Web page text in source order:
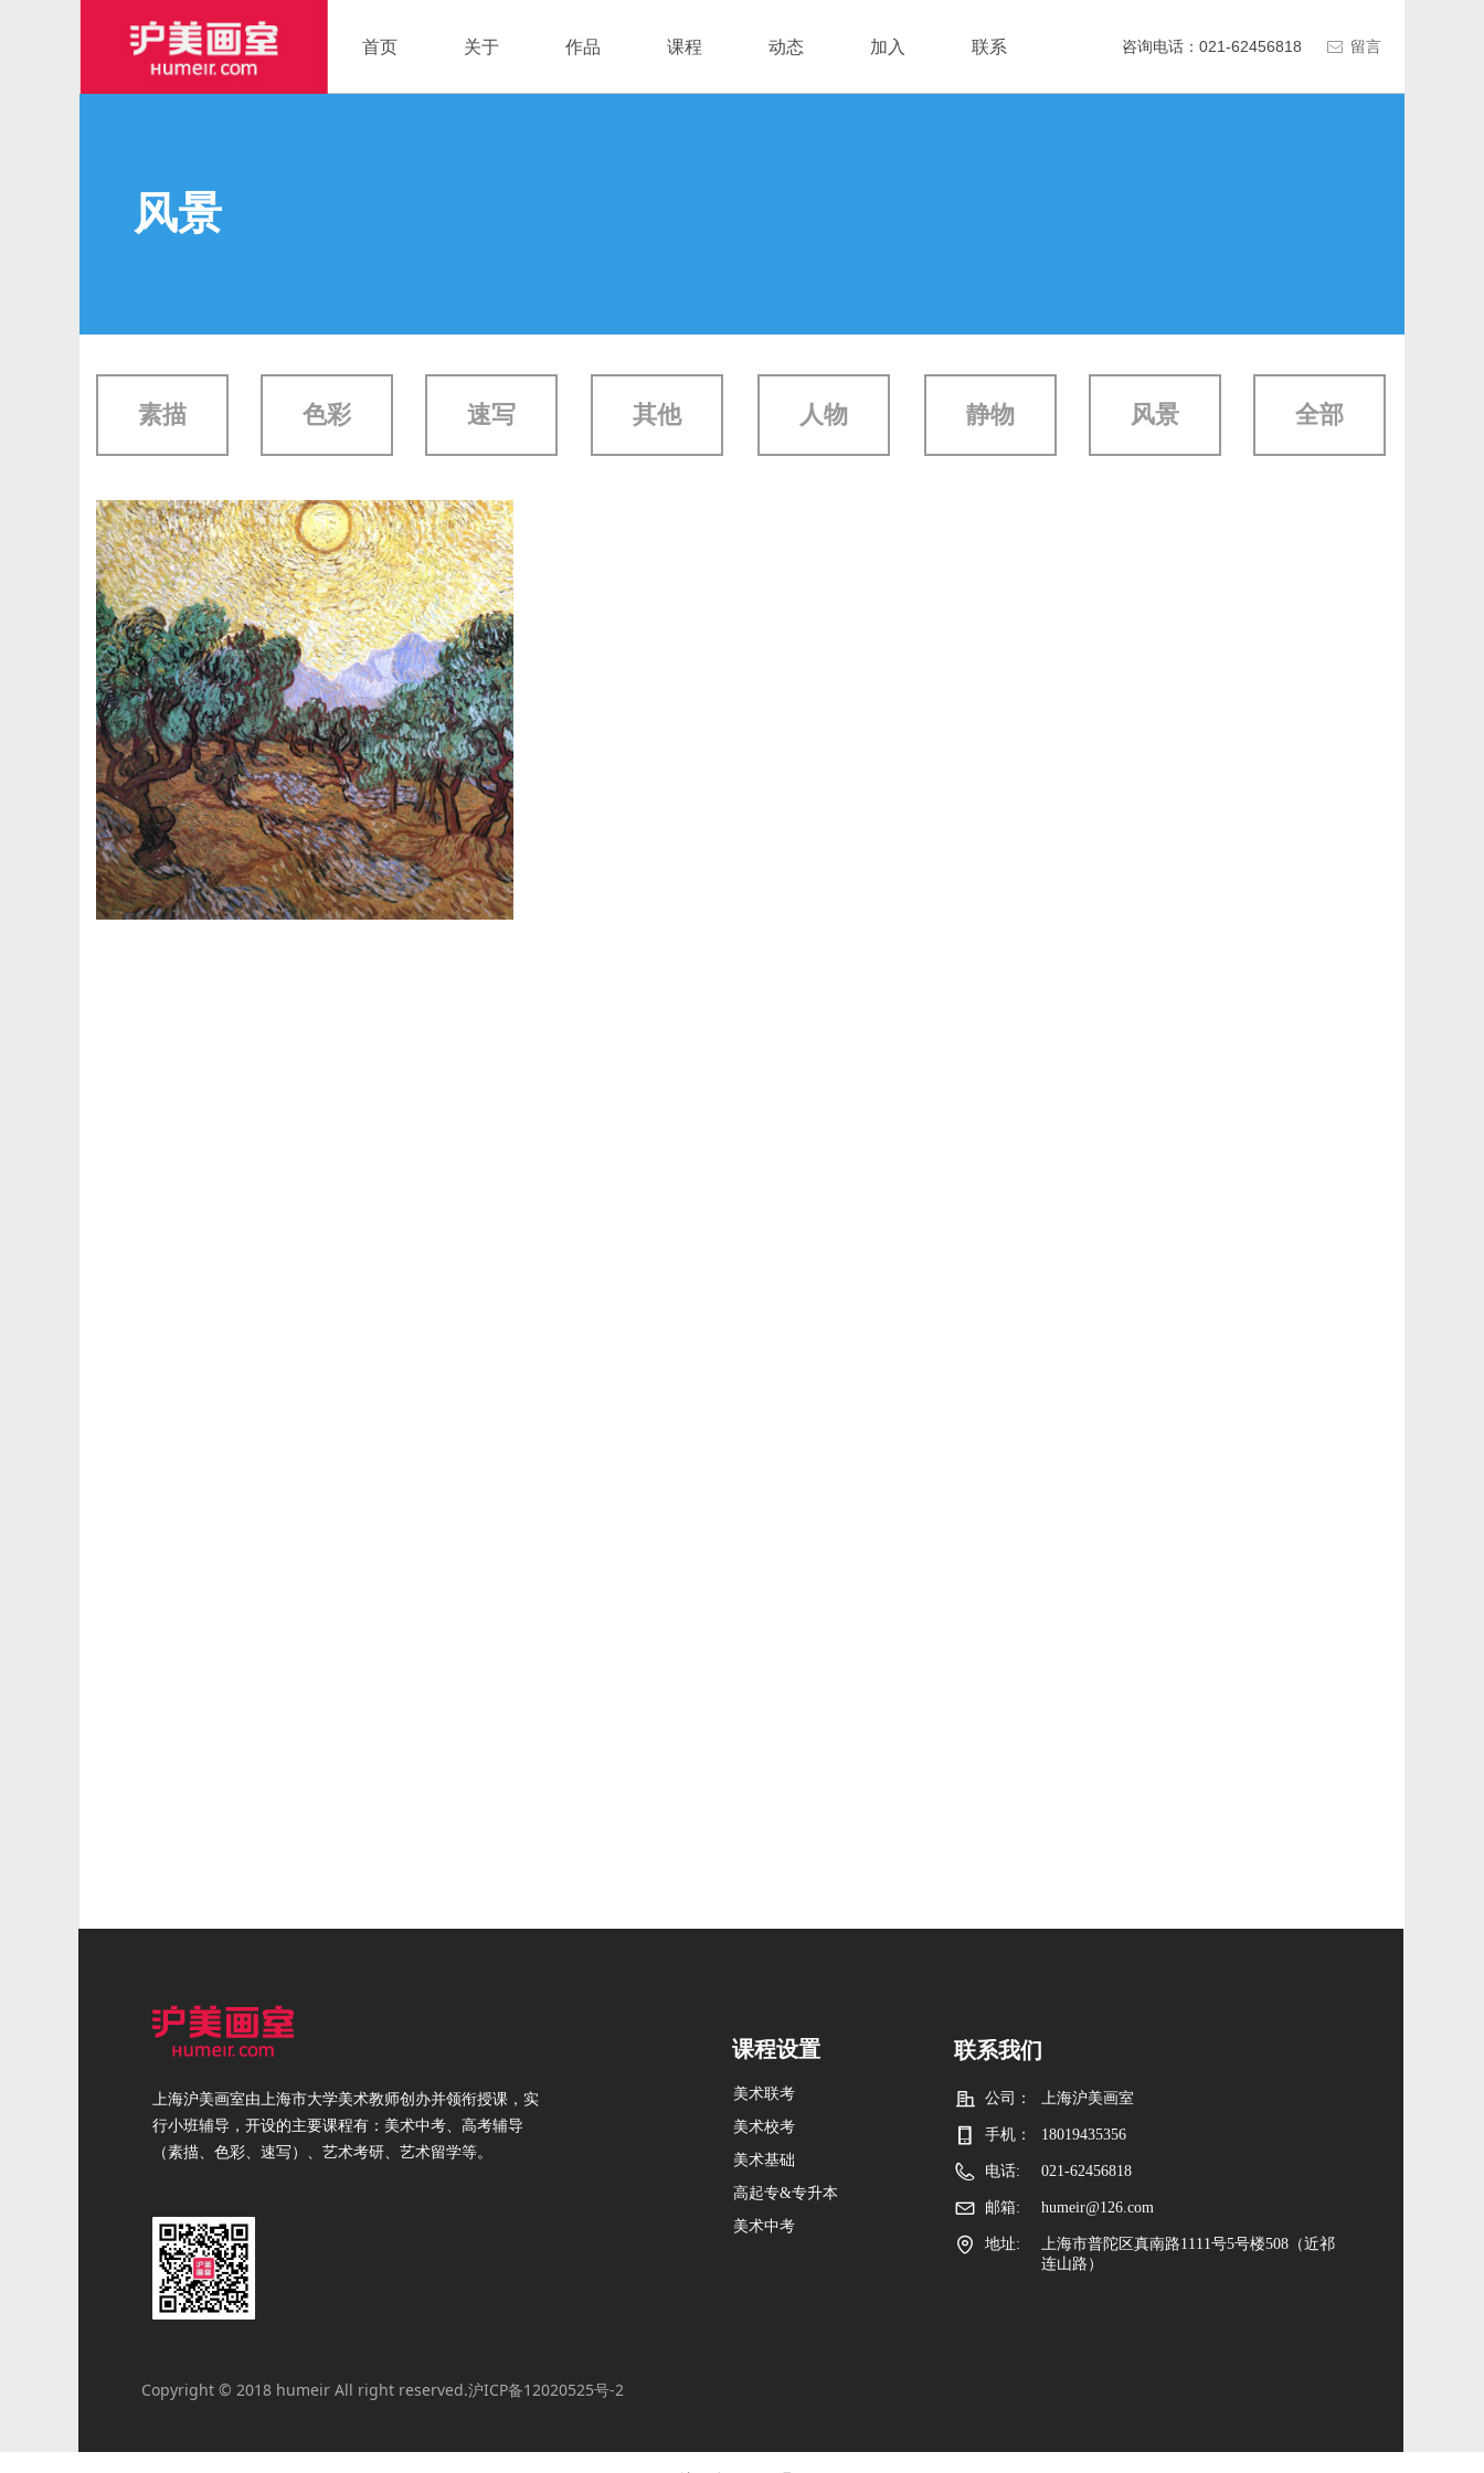
首页 关于 作品 课程 动态 加入 联系 ꂘ 留言
咨询电话：021-62456818
风景
素描 色彩 速写 其他 人物 静物 风景 全部
Copyright © 2018 humeir All right reserved.沪ICP备12020525号-2
课程设置
美术联考
美术校考
美术基础
高起专&专升本
美术中考
联系我们
公司： 上海沪美画室
手机： 18019435356
电话: 021-62456818
邮箱: humeir@126.com
地址:
上海市普陀区真南路1111号5号楼508（近祁
连山路）
上海沪美画室由上海市大学美术教师创办并领衔授课，实
行小班辅导，开设的主要课程有：美术中考、高考辅导
（素描、色彩、速写）、艺术考研、艺术留学等。